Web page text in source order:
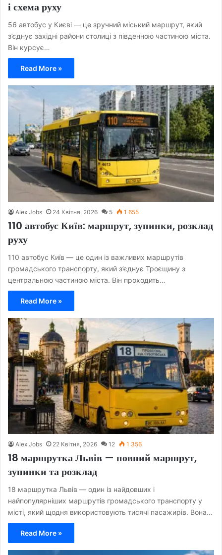
і схема руху
56 автобус у Києві — це зручний міський маршрут, який
з’єднує західні райони столиці з південною частиною міста.
Він курсує…
Read More »
Alex Jobs 24 Квітня, 2026 5 1 655
110 автобус Київ: маршрут, зупинки, розклад
руху
110 автобус Київ — це один із важливих маршрутів
громадського транспорту, який з’єднує Троєщину з
центральною частиною міста. Він проходить…
Read More »
Alex Jobs 22 Квітня, 2026 12 1 356
18 маршрутка Львів — повний маршрут,
зупинки та розклад
18 маршрутка Львів — один із найдовших і
найпопулярніших маршрутів громадського транспорту у
місті, який щодня використовують тисячі пасажирів. Вона…
Read More »